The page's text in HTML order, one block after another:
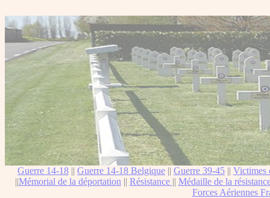
Guerre 14-18 || Guerre 14-18 Belgique || Guerre 39-45 || Victimes
||Mémorial de la déportation || Résistance || Médaille de la
Forces Aériennes